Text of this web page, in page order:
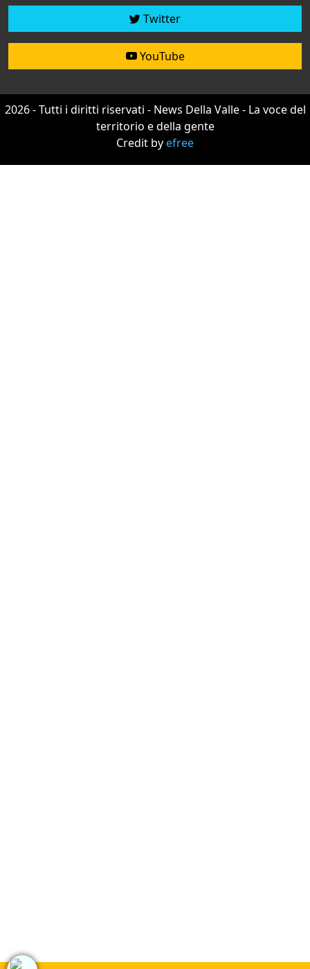
Twitter
YouTube
2026 - Tutti i diritti riservati - News Della Valle - La voce del
territorio e della gente
Credit byefree